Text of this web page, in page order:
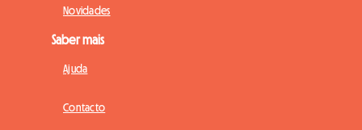
Novidades
Saber mais
Ajuda
Contacto